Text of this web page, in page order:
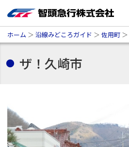
ホーム ＞ 沿線みどころガイド ＞ 佐用町 ＞
ザ！久崎市